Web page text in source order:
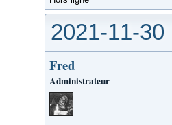
2021-11-30
Fred
Administrateur